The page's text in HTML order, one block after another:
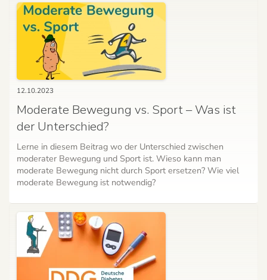
12.10.2023
Moderate Bewegung vs. Sport – Was ist
der Unterschied?
Lerne in diesem Beitrag wo der Unterschied zwischen
moderater Bewegung und Sport ist. Wieso kann man
moderate Bewegung nicht durch Sport ersetzen? Wie viel
moderate Bewegung ist notwendig?